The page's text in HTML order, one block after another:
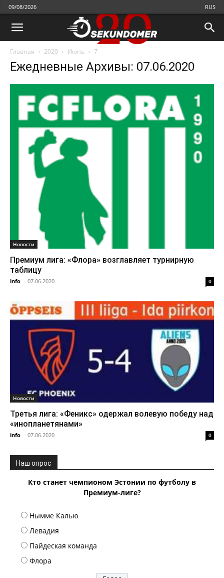
09/08/2026 RUS
Главная 2020 Июнь 7
Ежедневные Архивы: 07.06.2020
Новости
Премиум лига: «Флора» возглавляет турнирную
таблицу
info - 07.06.2020 0
Новости
Третья лига: «Феникс» одержал волевую победу над
«инопланетянами»
info - 07.06.2020 0
Наш опрос
Кто станет чемпионом Эстонии по футболу в
Премиум-лиге?
Нымме Калью
Левадия
Пайдеская команда
Флора